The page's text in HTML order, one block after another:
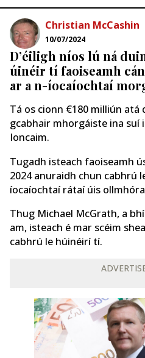
Christian McCashin
10/07/2024
D’éiligh níos lú ná
úinéir tí faoiseamh
ar a n-íocaíochtaí
Tá os cionn €180 milliún atá
gcabhair mhorgáiste ina suí
Ioncaim.
Tugadh isteach faoiseamh
2024 anuraidh chun cabhrú
íocaíochtaí rátaí úis
Thug Michael McGrath, a
am, isteach é mar scéim
cabhrú le húinéirí tí.